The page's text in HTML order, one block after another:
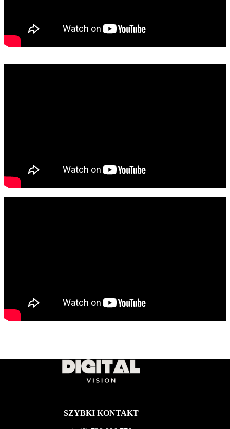
SZYBKI KONTAKT